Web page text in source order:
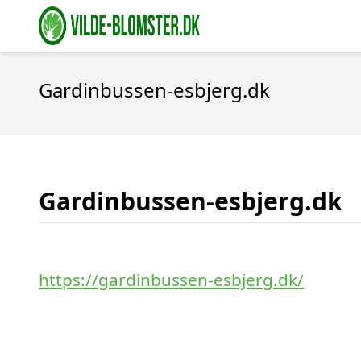
Gardinbussen-esbjerg.dk
Gardinbussen-esbjerg.dk
https://gardinbussen-esbjerg.dk/